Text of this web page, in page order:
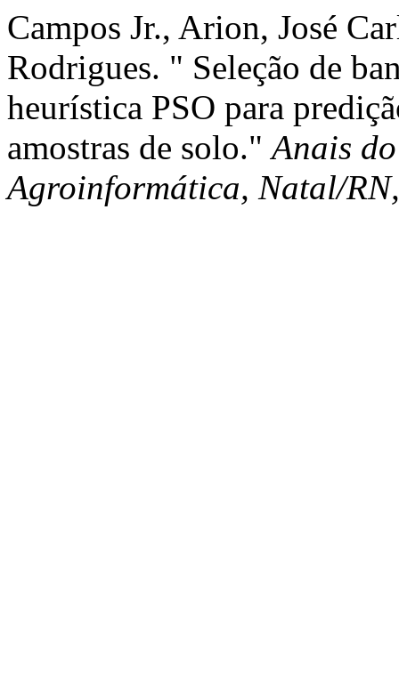
Campos Jr., Arion, José
Rodrigues. " Seleção de
heurística PSO para
amostras de solo."Anais
Agroinformática, Natal/